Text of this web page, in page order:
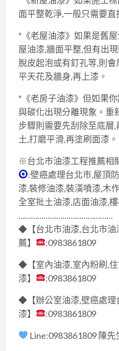
面平整乾淨,一般只需要
*《老屋油漆》如果是舊
屋油漆,牆面平整,但有出
脫皮起泡或有釘孔等,則
平天花及牆身,再上漆。
*《老房子油漆》但如果
與碳化出現分離現象。重
步驟則需要先刮除至底層
土,打磨平滑,再塗刷面漆。
※台北市油漆工程推薦相
:壁癌處理台北市,屋頂
漆,裝修油漆,裝潢噴漆,木
全室批土油漆,店面油漆,
………………………………………
◆【台北市油漆,台北市油
薦】
:0983861809
◆【室內油漆,室內粉刷,
漆】
:0983861809
◆【辦公室油漆,壁癌處理
漆】
:0983861809
Line:0983861809 陳先